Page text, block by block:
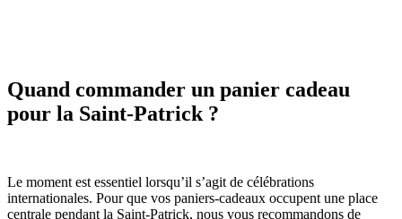
Quand commander un panier cadeau
pour la Saint-Patrick ?
Le moment est essentiel lorsqu’il s’agit de célébrations
internationales. Pour que vos paniers-cadeaux occupent une place
centrale pendant la Saint-Patrick, nous vous recommandons de